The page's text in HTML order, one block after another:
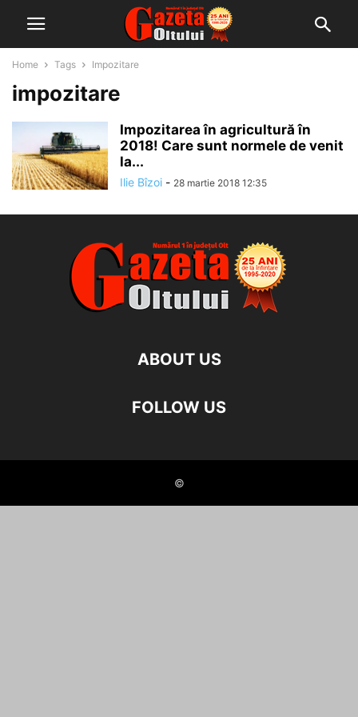
Home Tags Impozitare
impozitare
Impozitarea în agricultură în
2018! Care sunt normele de venit
la...
Ilie Bîzoi - 28 martie 2018 12:35
ABOUT US
FOLLOW US
©